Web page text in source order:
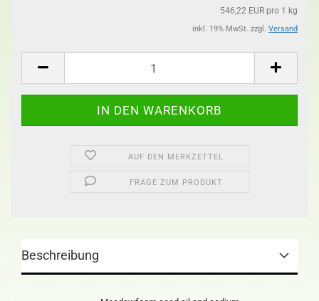
546,22 EUR pro 1 kg
inkl. 19% MwSt. zzgl. Versand
AUF DEN MERKZETTEL
FRAGE ZUM PRODUKT
Beschreibung